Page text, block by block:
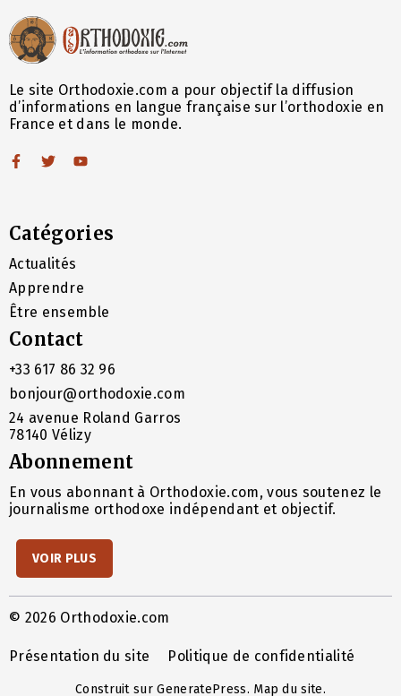
Le site Orthodoxie.com a pour objectif la diffusion
d’informations en langue française sur l’orthodoxie en
France et dans le monde.
Catégories
Actualités
Apprendre
Être ensemble
Contact
+33 617 86 32 96
bonjour@orthodoxie.com
24 avenue Roland Garros
78140 Vélizy
Abonnement
En vous abonnant à Orthodoxie.com, vous soutenez le
journalisme orthodoxe indépendant et objectif.
VOIR PLUS
© 2026 Orthodoxie.com
Présentation du site Politique de confidentialité
Construit surGeneratePress. Map du site.